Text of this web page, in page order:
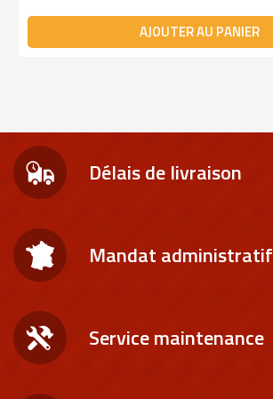
AJOUTER AU PANIER
Délais de livraison
Mandat administratif
Service maintenance